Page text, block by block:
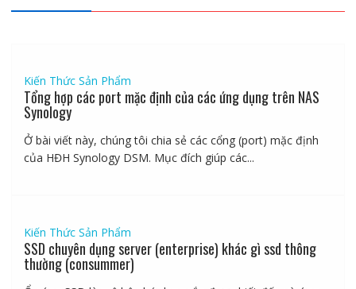
Kiến Thức Sản Phẩm
Tổng hợp các port mặc định của các ứng dụng trên NAS
Synology
Ở bài viết này, chúng tôi chia sẻ các cổng (port) mặc định
của HĐH Synology DSM. Mục đích giúp các...
Kiến Thức Sản Phẩm
SSD chuyên dụng server (enterprise) khác gì ssd thông
thường (consummer)